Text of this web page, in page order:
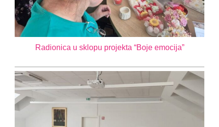
Radionica u sklopu projekta “Boje emocija”